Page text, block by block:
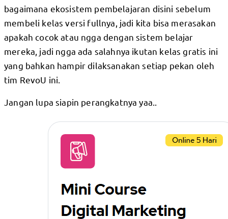
bagaimana ekosistem pembelajaran disini sebelum
membeli kelas versi fullnya, jadi kita bisa merasakan
apakah cocok atau ngga dengan sistem belajar
mereka, jadi ngga ada salahnya ikutan kelas gratis ini
yang bahkan hampir dilaksanakan setiap pekan oleh
tim RevoU ini.
Jangan lupa siapin perangkatnya yaa..